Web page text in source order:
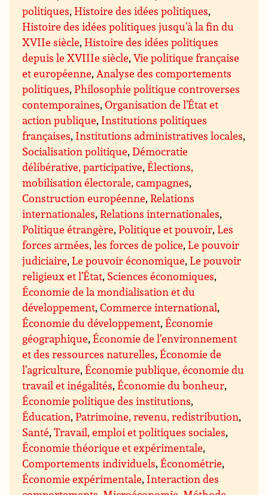
politiques,Histoire des idées politiques,
Histoire des idées politiques jusqu’à la fin du
XVIIe siècle,Histoire des idées politiques
depuis le XVIIIe siècle,Vie politique française
et européenne, Analyse des comportements
politiques,Philosophie politique controverses
contemporaines,Organisation de l’État et
action publique, Institutions politiques
françaises, Institutions administratives locales,
Socialisation politique,Démocratie
délibérative, participative,Élections,
mobilisation électorale, campagnes,
Construction européenne,Relations
internationales,Relations internationales,
Politique étrangère,Politique et pouvoir,Les
forces armées, les forces de police,Le pouvoir
judiciaire,Le pouvoir économique,Le pouvoir
religieux et l’État, Sciences économiques,
Économie de la mondialisation et du
développement,Commerce international,
Économie du développement,Économie
géographique,Économie de l’environnement
et des ressources naturelles,Économie de
l’agriculture,Économie publique, économie du
travail et inégalités,Économie du bonheur,
Économie politique des institutions,
Éducation,Patrimoine, revenu, redistribution,
Santé,Travail, emploi et politiques sociales,
Économie théorique et expérimentale,
Comportements individuels,Économétrie,
Économie expérimentale, Interaction des